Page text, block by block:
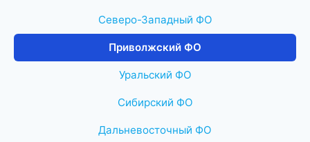
Северо-Западный ФО
Приволжский ФО
Уральский ФО
Сибирский ФО
Дальневосточный ФО